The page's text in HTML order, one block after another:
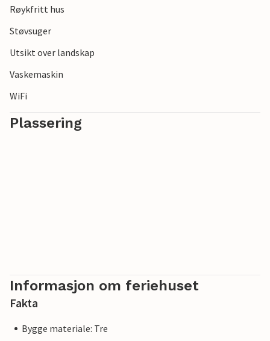
Røykfritt hus
Støvsuger
Utsikt over landskap
Vaskemaskin
WiFi
Plassering
Informasjon om feriehuset
Fakta
Bygge materiale: Tre